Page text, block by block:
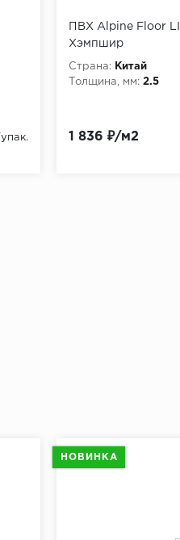
ПВХ Alpine Floor
Хэмпшир
Страна:
Китай
Толщина, мм: 2.5
1 836 ₽/м2
НОВИНКА